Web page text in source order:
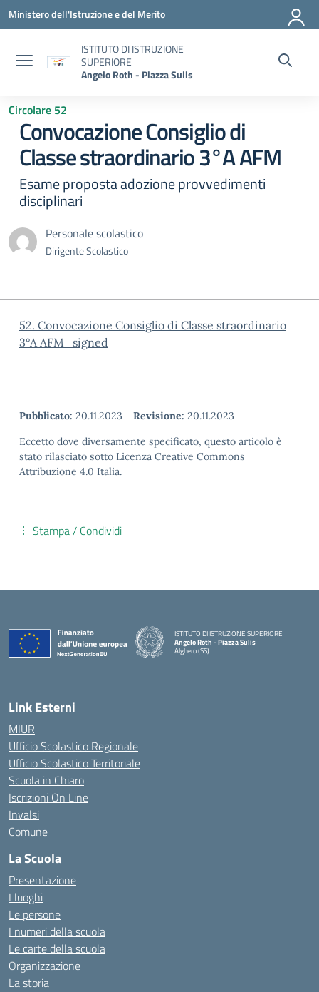
Vai ai contenuti
Vai al menu di navigazione
Vai al footer
Ministero dell'Istruzione e del Merito
ISTITUTO DI ISTRUZIONE
SUPERIORE
Angelo Roth - Piazza Sulis
Circolare 52
Convocazione Consiglio di
Classe straordinario 3°A AFM
Esame proposta adozione provvedimenti
disciplinari
Personale scolastico
Dirigente Scolastico
52. Convocazione Consiglio di Classe straordinario
3°A AFM_signed
Pubblicato: 20.11.2023 - Revisione: 20.11.2023
Eccetto dove diversamente specificato, questo articolo è
stato rilasciato sotto Licenza Creative Commons
Attribuzione 4.0 Italia.
Stampa / Condividi
ISTITUTO DI ISTRUZIONE SUPERIORE
Angelo Roth - Piazza Sulis
Alghero (SS)
— Visita la pagina iniziale della scuola
Link Esterni
MIUR
Ufficio Scolastico Regionale
Ufficio Scolastico Territoriale
Scuola in Chiaro
Iscrizioni On Line
Invalsi
Comune
La Scuola
Presentazione
I luoghi
Le persone
I numeri della scuola
Le carte della scuola
Organizzazione
La storia